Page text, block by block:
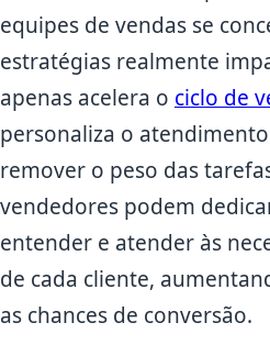
equipes de vendas se
estratégias realmente
apenas acelera o ciclo de
personaliza o
remover o peso das
vendedores podem
entender e atender às
de cada cliente,
as chances de conversão.